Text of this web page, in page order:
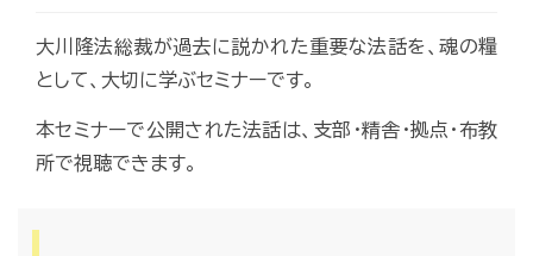
大川隆法総裁が過去に説かれた重要な法話を、魂の糧
として、大切に学ぶセミナーです。
本セミナーで公開された法話は、支部・精舎・拠点・布教
所で視聴できます。